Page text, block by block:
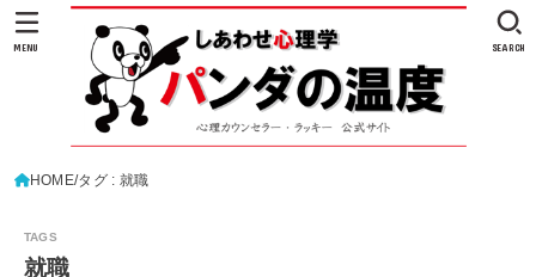
SEARCH
MENU
HOME タグ : 就職
就職